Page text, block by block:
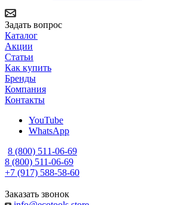
Задать вопрос
Каталог
Акции
Статьи
Как купить
Бренды
Компания
Контакты
YouTube
WhatsApp
8 (800) 511-06-69
8 (800) 511-06-69
+7 (917) 588-58-60
Заказать звонок